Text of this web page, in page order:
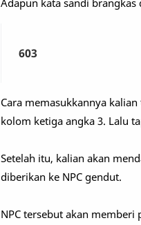
Adapun kata sandi brangkas
603
Cara memasukkannya
kolom ketiga angka 3. Lalu
Setelah itu, kalian akan
diberikan ke NPC gendut.
NPC tersebut akan